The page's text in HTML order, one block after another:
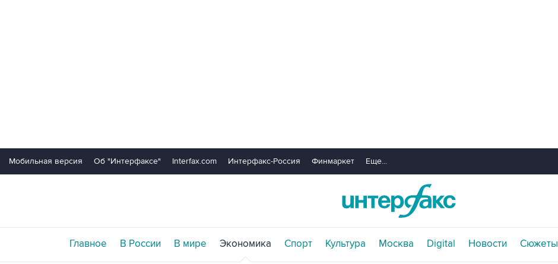
Мобильная версия Об "Интерфаксе" Interfax.com Интерфакс-Россия Финмаркет Еще...
Главное В России В мире Экономика Спорт Культура Москва Digital Новости Сюжеты